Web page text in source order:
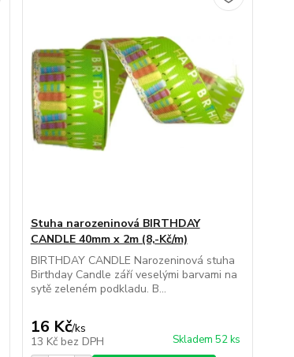
Stuha narozeninová BIRTHDAY
CANDLE 40mm x 2m (8,-Kč/m)
BIRTHDAY CANDLE Narozeninová stuha
Birthday Candle září veselými barvami na
sytě zeleném podkladu. B...
16 Kč/ks
13 Kč bez DPH Skladem 52 ks